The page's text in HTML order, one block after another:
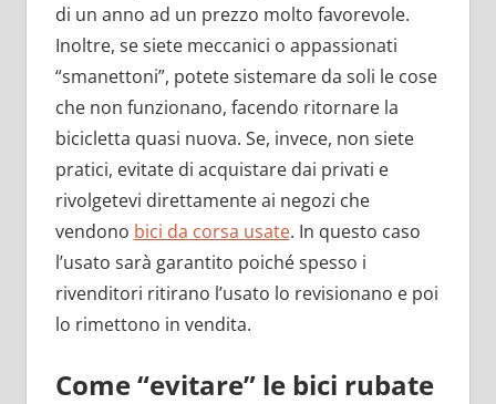
di un anno ad un prezzo molto favorevole.
Inoltre, se siete meccanici o appassionati
“smanettoni”, potete sistemare da soli le cose
che non funzionano, facendo ritornare la
bicicletta quasi nuova. Se, invece, non siete
pratici, evitate di acquistare dai privati e
rivolgetevi direttamente ai negozi che
vendono bici da corsa usate. In questo caso
l’usato sarà garantito poiché spesso i
rivenditori ritirano l’usato lo revisionano e poi
lo rimettono in vendita.
Come “evitare” le bici rubate